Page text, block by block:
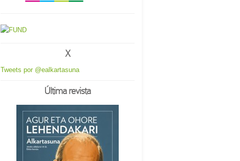
X
Tweets por @ealkartasuna
Última revista